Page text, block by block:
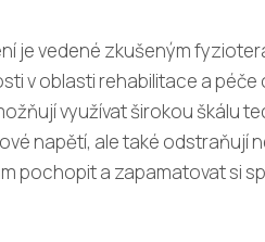
je vedené zkušeným
v oblasti rehabilitace a péče
využívat širokou škálu
napětí, ale také odstraňují
pochopit a zapamatovat si